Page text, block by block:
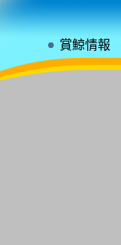
賞鯨情報